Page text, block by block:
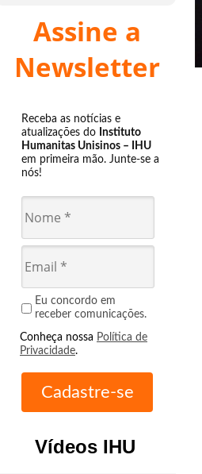
Assine a
Newsletter
Receba as notícias e
atualizações do Instituto
Humanitas Unisinos – IHU
em primeira mão. Junte-se a
nós!
Eu concordo em
receber comunicações.
Conheça nossa Política de
Privacidade.
Vídeos IHU